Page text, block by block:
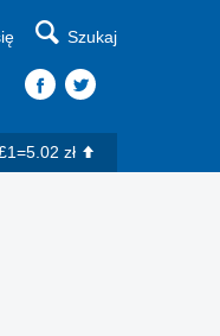
Szukaj
zł